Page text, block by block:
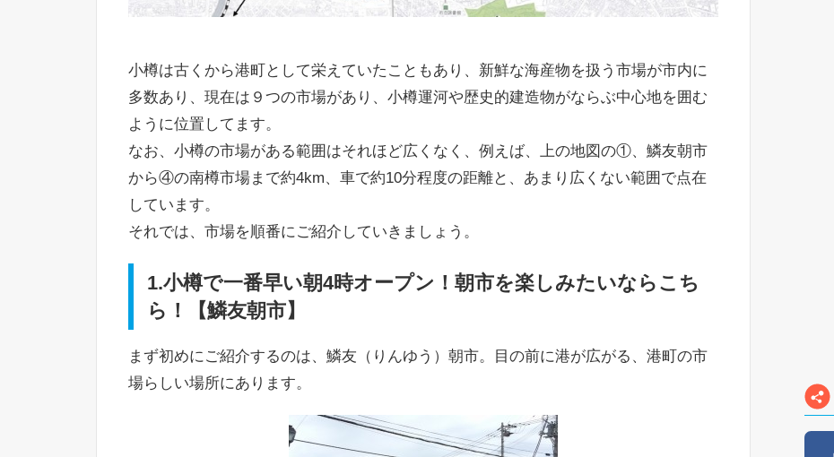
小樽は古くから港町として栄えていたこともあり、新鮮な海産物を扱う市場が市内に
多数あり、現在は９つの市場があり、小樽運河や歴史的建造物がならぶ中心地を囲む
ように位置してます。
なお、小樽の市場がある範囲はそれほど広くなく、例えば、上の地図の①、鱗友朝市
から④の南樽市場まで約4km、車で約10分程度の距離と、あまり広くない範囲で点在
しています。
それでは、市場を順番にご紹介していきましょう。
1.小樽で一番早い朝4時オープン！朝市を楽しみたいならこち
ら！【鱗友朝市】
まず初めにご紹介するのは、鱗友（りんゆう）朝市。目の前に港が広がる、港町の市
場らしい場所にあります。